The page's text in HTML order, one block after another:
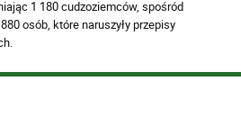
1 180 cudzoziemców, spośród
osób, które naruszyły przepisy